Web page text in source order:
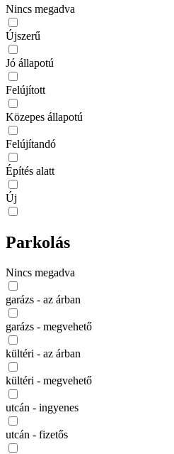
Nincs megadva
Újszerű
Jó állapotú
Felújított
Közepes állapotú
Felújítandó
Építés alatt
Új
Parkolás
Nincs megadva
garázs - az árban
garázs - megvehető
kültéri - az árban
kültéri - megvehető
utcán - ingyenes
utcán - fizetős